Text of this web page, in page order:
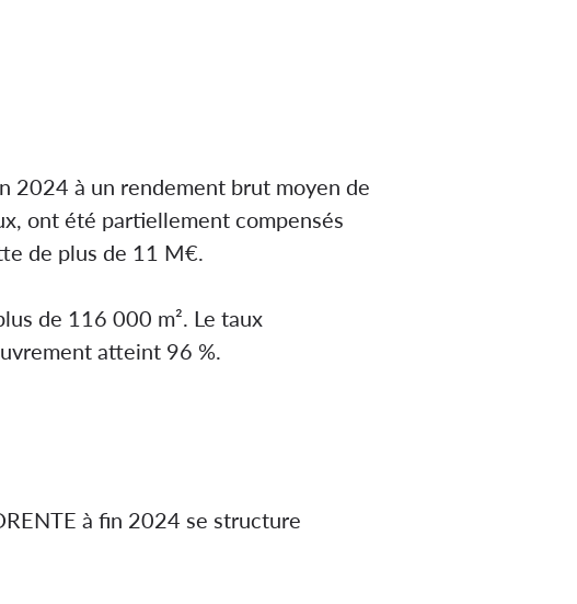
2024 à un rendement brut moyen de
ont été partiellement compensés
de plus de 11 M€​.
de 116 000 m². Le taux
atteint 96 %​.
à fin 2024 se structure